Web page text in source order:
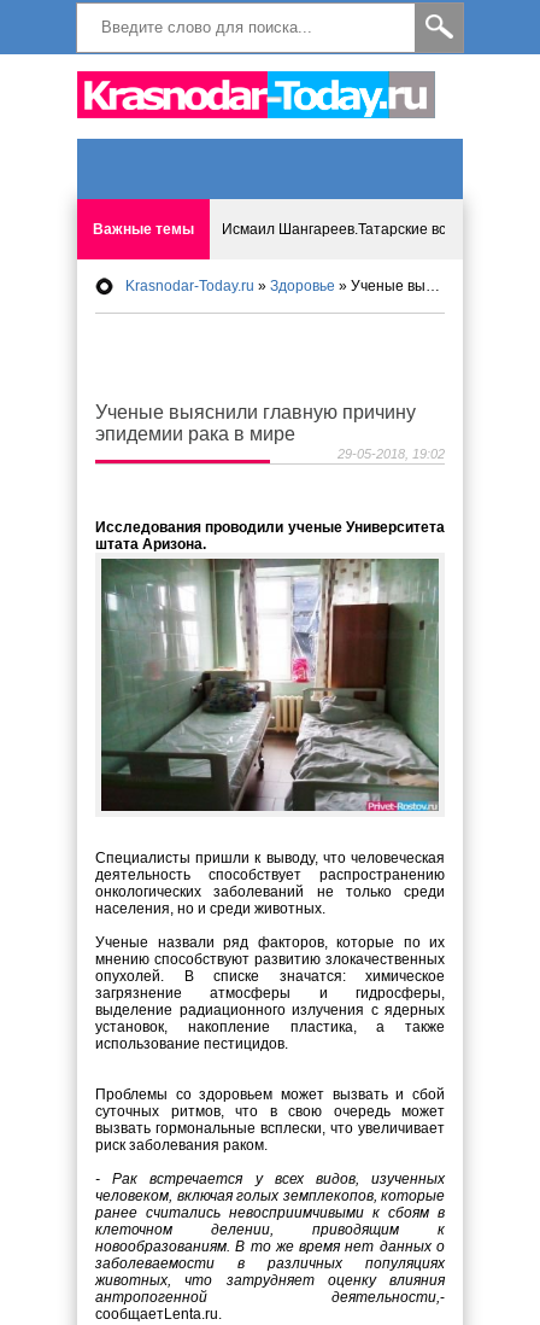
Важные темы Исмаил Шангареев.Татарские встречи на
Программа «Мир без слёз» впервые в Анапе:
Исмагил Шангареев. В поисках внутренней
Krasnodar-Today.ru » Здоровье » Ученые выяснили главную причину эпидемии рака в мире
Ученые выяснили главную причину
эпидемии рака в мире
29-05-2018, 19:02
Исследования проводили ученые Университета
штата Аризона.
Специалисты пришли к выводу, что человеческая
деятельность способствует распространению
онкологических заболеваний не только среди
населения, но и среди животных.
Ученые назвали ряд факторов, которые по их
мнению способствуют развитию злокачественных
опухолей. В списке значатся: химическое
загрязнение атмосферы и гидросферы,
выделение радиационного излучения с ядерных
установок, накопление пластика, а также
использование пестицидов.
Проблемы со здоровьем может вызвать и сбой
суточных ритмов, что в свою очередь может
вызвать гормональные всплески, что увеличивает
риск заболевания раком.
- Рак встречается у всех видов, изученных
человеком, включая голых земплекопов, которые
ранее считались невосприимчивыми к сбоям в
клеточном делении, приводящим к
новообразованиям. В то же время нет данных о
заболеваемости в различных популяциях
животных, что затрудняет оценку влияния
антропогенной деятельности,-
сообщаетLenta.ru.